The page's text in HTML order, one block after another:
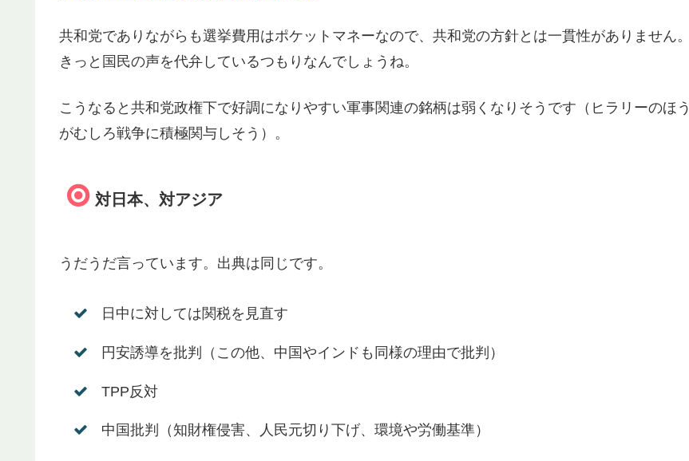
共和党でありながらも選挙費用はポケットマネーなので、共和党の方針とは一貫性がありません。
きっと国民の声を代弁しているつもりなんでしょうね。
こうなると共和党政権下で好調になりやすい軍事関連の銘柄は弱くなりそうです（ヒラリーのほう
がむしろ戦争に積極関与しそう）。
対日本、対アジア
うだうだ言っています。出典は同じです。
日中に対しては関税を見直す
円安誘導を批判（この他、中国やインドも同様の理由で批判）
TPP反対
中国批判（知財権侵害、人民元切り下げ、環境や労働基準）